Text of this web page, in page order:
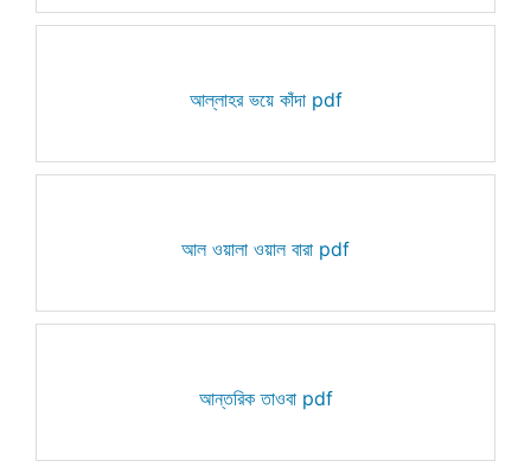
আল্লাহর ভয়ে কাঁদা pdf
আল ওয়ালা ওয়াল বারা pdf
আন্তরিক তাওবা pdf